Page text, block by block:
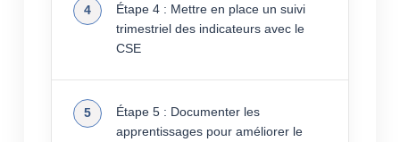
Étape 4 : Mettre en place un suivi
trimestriel des indicateurs avec le
CSE
Étape 5 : Documenter les
apprentissages pour améliorer le